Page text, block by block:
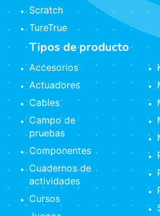
Scratch
TureTrue
Tipos de producto
Accesorios
Actuadores
Cables
Campo de
pruebas
Componentes
Cuadernos de
actividades
Cursos